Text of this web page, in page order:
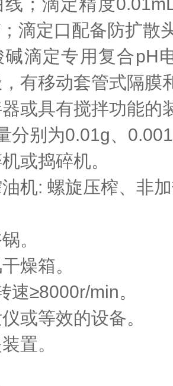
滴定口配备防扩散
滴定专用复合pH
有移动套管式隔膜
或具有搅拌功能的
分别为0.01g、
或捣碎机。
机: 螺旋压榨、非
。
燥箱。
速≥8000r/min。
或等效的设备。
置。